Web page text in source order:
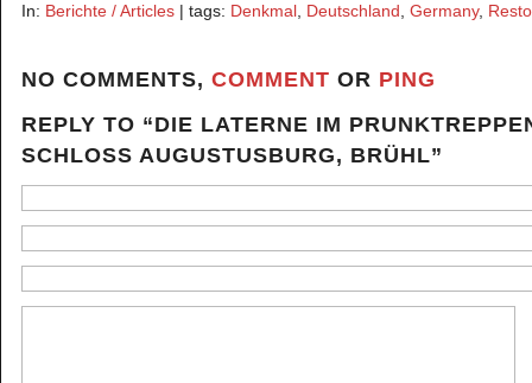
In: Berichte / Articles | tags: Denkmal Deutschland Germany,
NO COMMENTS, COMMENT OR PING
REPLY TO “DIE LATERNE IM
SCHLOSS AUGUSTUSBURG, BRÜHL”